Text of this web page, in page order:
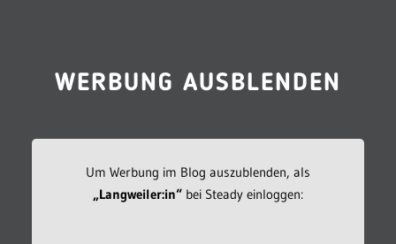
WERBUNG AUSBLENDEN
Um Werbung im Blog auszublenden, als
„Langweiler:in“bei Steady einloggen: